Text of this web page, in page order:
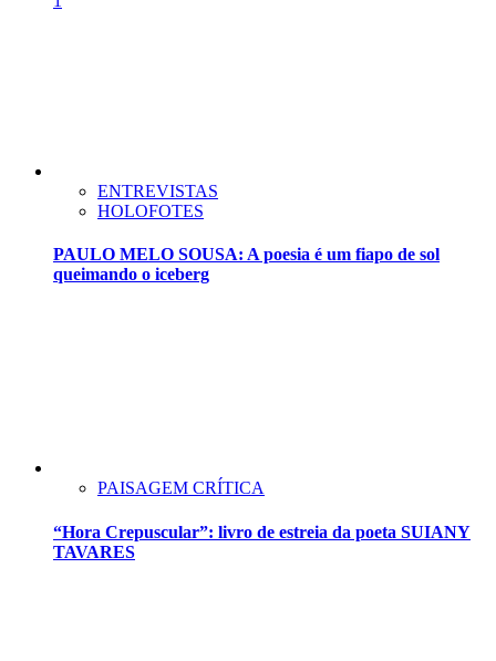
ENTREVISTAS
HOLOFOTES
PAULO MELO SOUSA: A poesia é um fiapo de sol
queimando o iceberg
PAISAGEM CRÍTICA
“Hora Crepuscular”: livro de estreia da poeta SUIANY
TAVARES